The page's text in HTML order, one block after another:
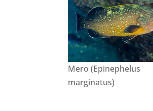
Mero (Epinephelus
marginatus)